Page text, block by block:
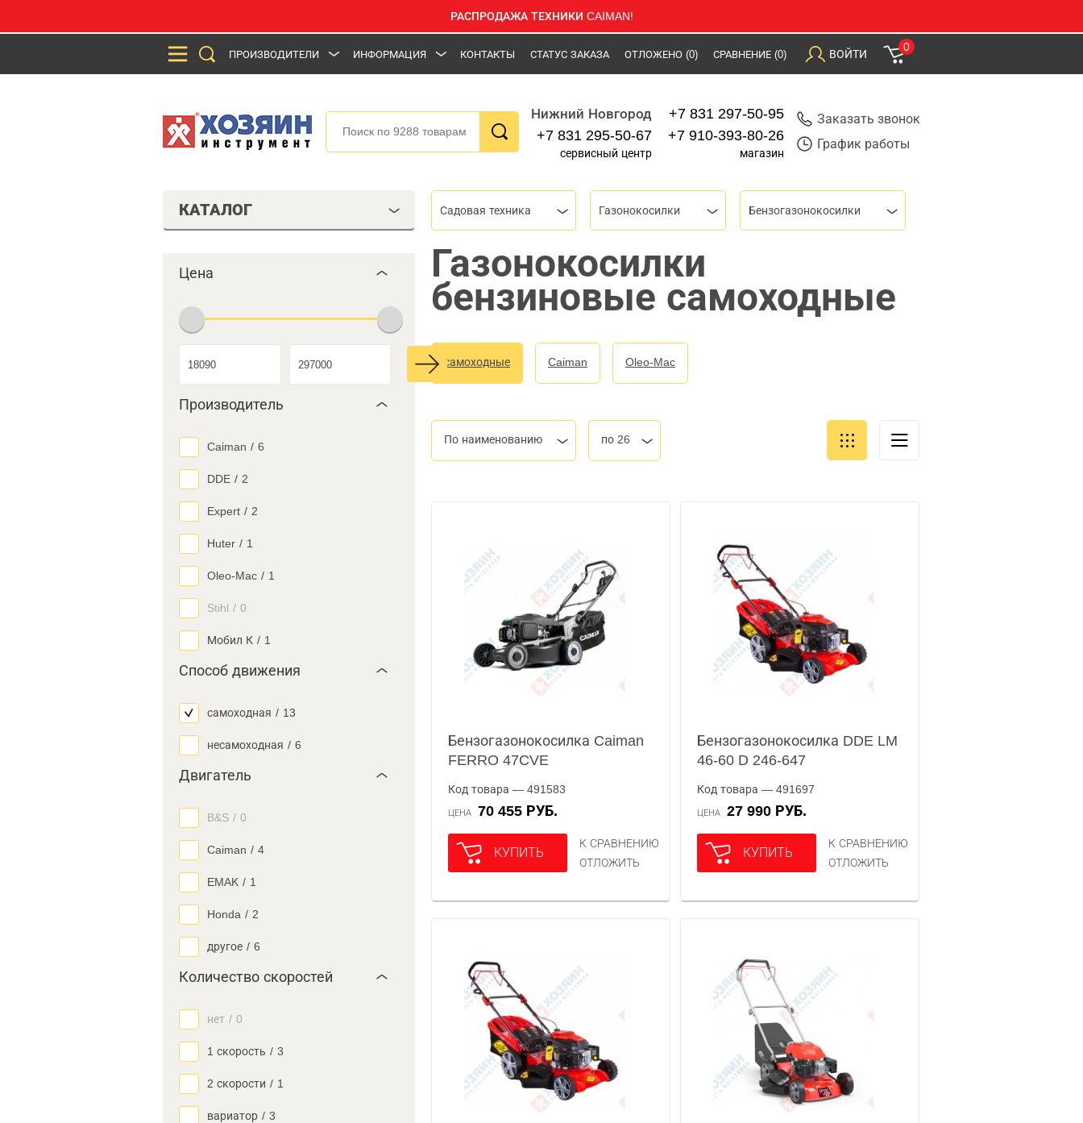
РАСПРОДАЖА ТЕХНИКИ CAIMAN!
ПРОИЗВОДИТЕЛИ ИНФОРМАЦИЯ КОНТАКТЫ СТАТУС ЗАКАЗА ОТЛОЖЕНО (0) СРАВНЕНИЕ (0) ВОЙТИ
0
Нижний Новгород
+7 831 295-50-67
сервисный центр
+7 831 297-50-95
+7 910-393-80-26
магазин
Заказать звонок
График работы
КАТАЛОГ
Цена
Производитель
Caiman / 6
DDE / 2
Expert / 2
Huter / 1
Oleo-Mac / 1
Stihl / 0
Мобил К / 1
Способ движения
самоходная / 13
несамоходная / 6
Двигатель
B&S / 0
Caiman / 4
EMAK / 1
Honda / 2
другое / 6
Количество скоростей
нет / 0
1 скорость / 3
2 скорости / 1
вариатор / 3
Садовая техника Газонокосилки Бензогазонокосилки
Газонокосилки
бензиновые самоходные
самоходные Caiman Oleo-Mac
По наименованию по 26
Бензогазонокосилка Caiman
FERRO 47CVE
Код товара — 491583
ЦЕНА 70 455 РУБ.
КУПИТЬ
К СРАВНЕНИЮ
ОТЛОЖИТЬ
Бензогазонокосилка DDE LM
46-60 D 246-647
Код товара — 491697
ЦЕНА 27 990 РУБ.
КУПИТЬ
К СРАВНЕНИЮ
ОТЛОЖИТЬ